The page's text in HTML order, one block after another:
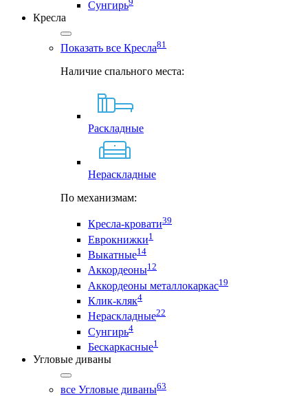
Сунгирь
Кресла
Показать все Кресла81
Наличие спального места:
Раскладные
Нераскладные
По механизмам:
Кресла-кровати39
Еврокнижки1
Выкатные14
Аккордеоны12
Аккордеоны металлокаркас19
Клик-кляк4
Нераскладные22
Сунгирь4
Бескаркасные1
Угловые диваны
все Угловые диваны63